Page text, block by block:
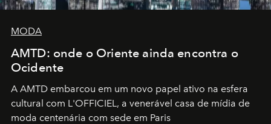
MODA
AMTD: onde o Oriente ainda encontra o
Ocidente
A AMTD embarcou em um novo papel ativo na esfera
cultural com L'OFFICIEL, a venerável casa de mídia de
moda centenária com sede em Paris